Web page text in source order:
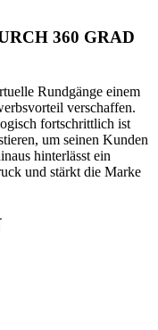
360 GRAD
Rundgänge einem
verschaffen.
fortschrittlich ist
um seinen Kunden
hinterlässt ein
und stärkt die Marke